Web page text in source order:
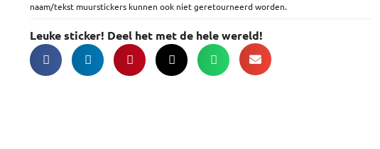
naam/tekst muurstickers kunnen ook niet geretourneerd worden.
Leuke sticker! Deel het met de hele wereld!